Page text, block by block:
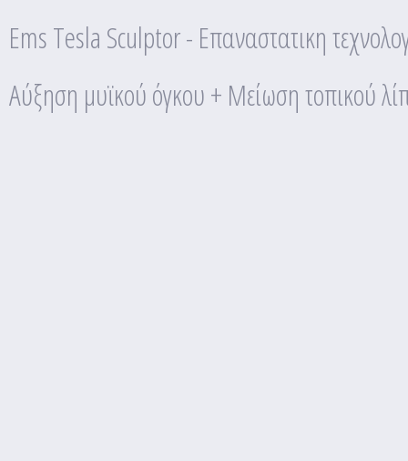
Ems Tesla Sculptor - Επαναστατικη
Αύξηση μυϊκού όγκου + Μείωση τοπικού